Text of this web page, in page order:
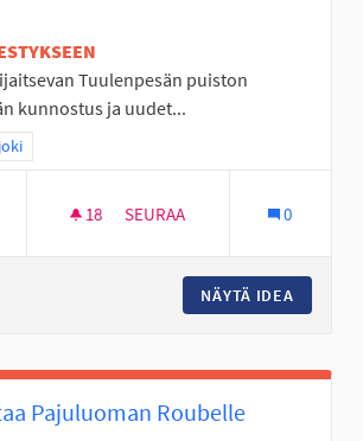
Tuulenpesän puiston
kunnostus ja uudet...
mukaan: Läntinen Seinäjoki
18 18 SEURAAJAA
SEURAA 0
NÄYTÄ IDEA
Pajuluoman Roubelle